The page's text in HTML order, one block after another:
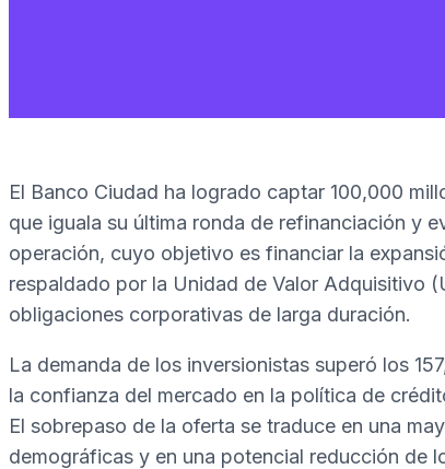
El Banco Ciudad ha logrado captar 100,000
que iguala su última ronda de refinanciación y
operación, cuyo objetivo es financiar la
respaldado por la Unidad de Valor Adquisitivo
obligaciones corporativas de larga duración.
La demanda de los inversionistas superó los
la confianza del mercado en la política de
El sobrepaso de la oferta se traduce en una
demográficas y en una potencial reducción de